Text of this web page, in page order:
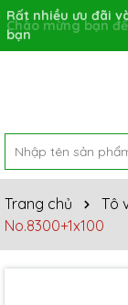
Rất nhiều ưu đãi
bạn
Trang chủ Tô
No.8300+1x100